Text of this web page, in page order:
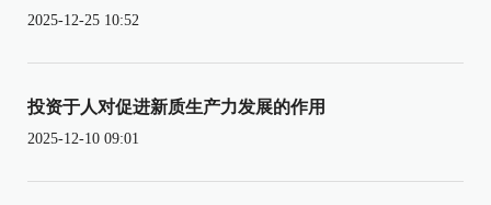
2025-12-25 10:52
投资于人对促进新质生产力发展的作用
2025-12-10 09:01